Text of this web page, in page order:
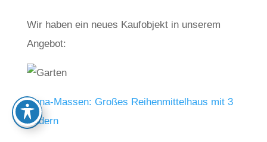
Wir haben ein neues Kaufobjekt in unserem
Angebot:
Unna-Massen: Großes Reihenmittelhaus mit 3
Bädern